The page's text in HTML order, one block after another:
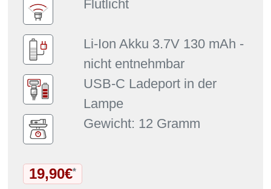
Flutlicht
Li-Ion Akku 3.7V 130 mAh -
nicht entnehmbar
USB-C Ladeport in der
Lampe
Gewicht: 12 Gramm
19,90€*